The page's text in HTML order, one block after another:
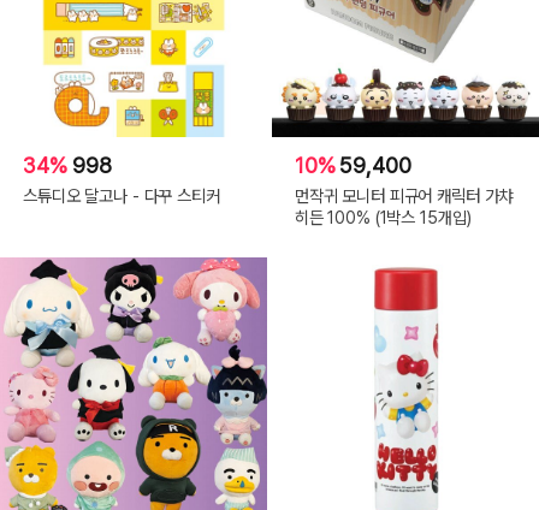
34% 998
스튜디오 달고나 - 다꾸 스티커
10%59,400
먼작귀 모니터 피규어 캐릭터 가챠
히든 100% (1박스 15개입)